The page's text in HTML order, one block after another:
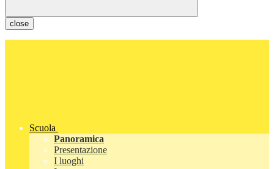
close
Scuola
Panoramica
Presentazione
I luoghi